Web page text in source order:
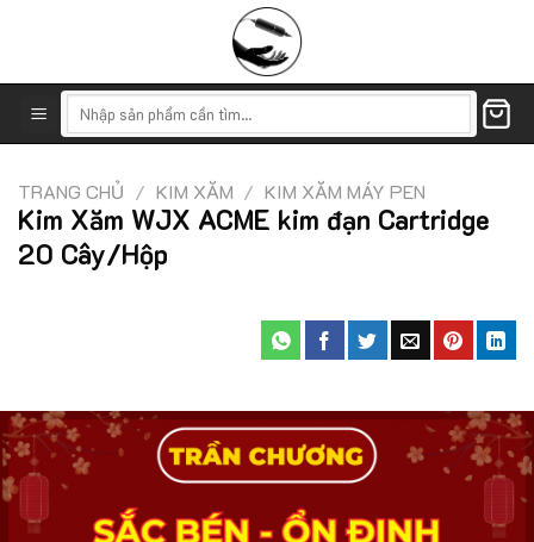
kiếm:
TRANG CHỦ / KIM XĂM / KIM XĂM MÁY PEN
Kim Xăm WJX ACME kim đạn Cartridge
20 Cây/Hộp